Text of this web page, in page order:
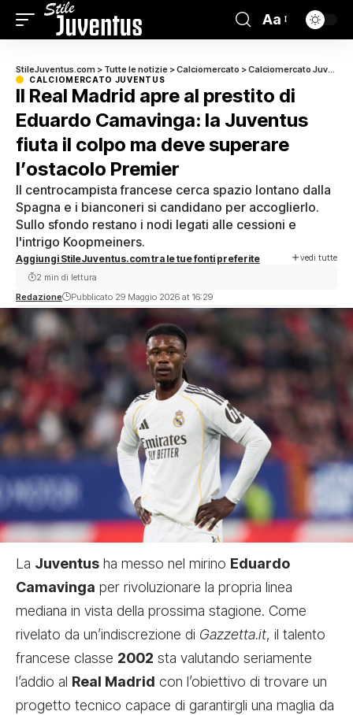
Aa
StileJuventus.com > Tutte le notizie >Calciomercato >Calciomercato Juventus
CALCIOMERCATO JUVENTUS
Il Real Madrid apre al prestito di
Eduardo Camavinga: la Juventus
fiuta il colpo ma deve superare
l’ostacolo Premier
Il centrocampista francese cerca spazio lontano dalla
Spagna e i bianconeri si candidano per accoglierlo.
Sullo sfondo restano i nodi legati alle cessioni e
l'intrigo Koopmeiners.
Aggiungi StileJuventus.com tra le tue fonti preferite vedi tutte
Redazione Pubblicato 29 Maggio 2026 at 16:29
2 min di lettura
La Juventus ha messo nel mirino Eduardo
Camavinga per rivoluzionare la propria linea
mediana in vista della prossima stagione. Come
rivelato da un’indiscrezione di Gazzetta.it, il talento
francese classe 2002 sta valutando seriamente
l’addio al Real Madrid con l’obiettivo di trovare un
progetto tecnico capace di garantirgli una maglia da